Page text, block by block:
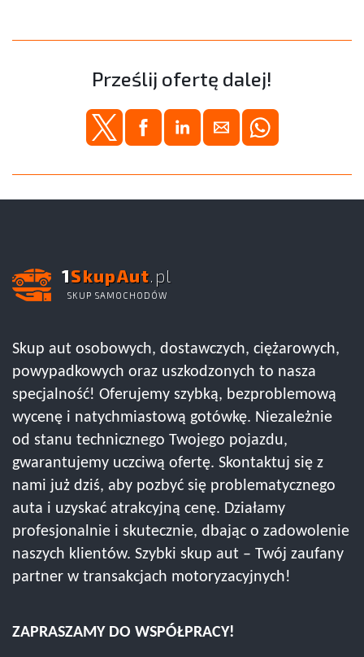
Prześlij ofertę dalej!
1SkupAut.pl
SKUP SAMOCHODÓW
Skup aut osobowych, dostawczych, ciężarowych,
powypadkowych oraz uszkodzonych to nasza
specjalność! Oferujemy szybką, bezproblemową
wycenę i natychmiastową gotówkę. Niezależnie
od stanu technicznego Twojego pojazdu,
gwarantujemy uczciwą ofertę. Skontaktuj się z
nami już dziś, aby pozbyć się problematycznego
auta i uzyskać atrakcyjną cenę. Działamy
profesjonalnie i skutecznie, dbając o zadowolenie
naszych klientów. Szybki skup aut – Twój zaufany
partner w transakcjach motoryzacyjnych!
ZAPRASZAMY DO WSPÓŁPRACY!